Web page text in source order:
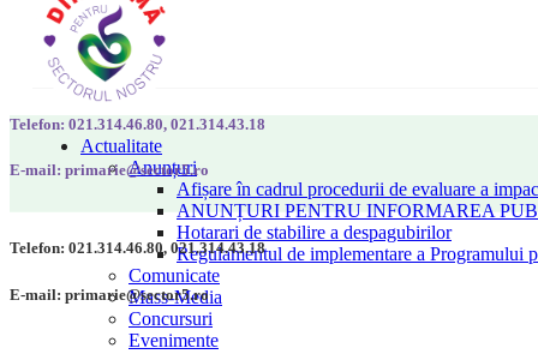
Actualitate
Anunțuri
Afișare în cadrul procedurii de evaluare a
ANUNȚURI PENTRU INFORMAREA
Hotarari de stabilire a despagubirilor
Regulamentul de implementare a Programului
Comunicate
Mass-Media
Concursuri
Evenimente
Telefon: 021.314.46.80, 021.314.43.18
E-mail: primarie@sector5.ro
Telefon: 021.314.46.80, 021.314.43.18
E-mail: primarie@sector5.ro